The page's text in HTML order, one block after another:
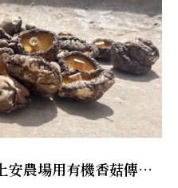
農場用有機香菇傳遞